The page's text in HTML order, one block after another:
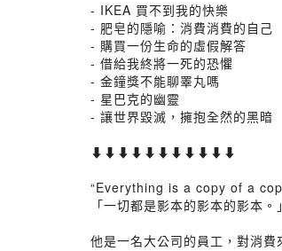
- IKEA 買不到我的快樂
- 肥皂的隱喻：消費消費的自己
- 購買一份生命的虛假解答
- 借給我終將一死的恐懼
- 金鐘獎不能聊睪丸嗎
- 星巴克的幽靈
- 讓世界毀滅，擁抱全然的黑暗
⬇️⬇️⬇️⬇️⬇️⬇️⬇️⬇️⬇️⬇️⬇️
“Everything is a copy of a
「一切都是影本的影本的影本。」
他是一名大公司的員工，對消